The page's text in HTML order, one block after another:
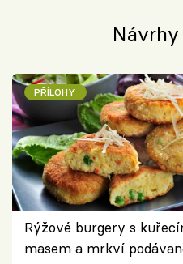
PŘÍLOHY
Rýžové burgery s
masem a mrkví